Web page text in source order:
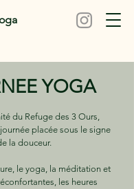
YOGA
du Refuge des 3 Ours,
placée sous le signe
la douceur.
le yoga, la méditation et
les heures